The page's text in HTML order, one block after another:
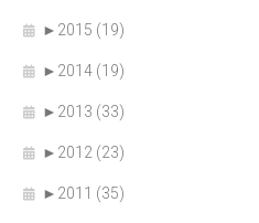
► 2015 (19)
► 2014 (19)
► 2013 (33)
► 2012 (23)
► 2011 (35)